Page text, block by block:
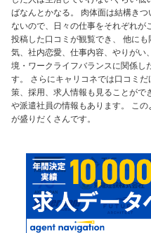
ばなんとかなる。 肉体面は結構き
ないので、日々の仕事をそれぞれが
投稿した口コミが観覧でき、 他に
気、社内恋愛、仕事内容、やりがい
境・ワークライフバランスに関係し
す。 さらにキャリコネでは口コミ
策、採用、求人情報も見ることがで
や派遣社員の情報もあります。 こ
が盛りだくさんです。